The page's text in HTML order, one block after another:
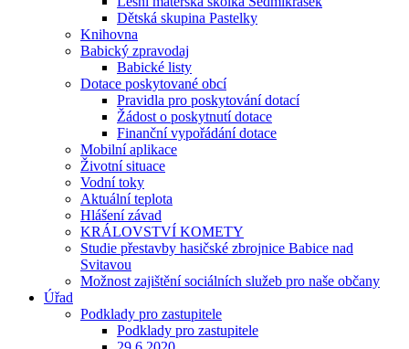
Dětská skupina Pastelky
Knihovna
Babický zpravodaj
Babické listy
Dotace poskytované obcí
Pravidla pro poskytování dotací
Žádost o poskytnutí dotace
Finanční vypořádání dotace
Mobilní aplikace
Životní situace
Vodní toky
Aktuální teplota
Hlášení závad
KRÁLOVSTVÍ KOMETY
Studie přestavby hasičské zbrojnice Babice nad
Svitavou
Možnost zajištění sociálních služeb pro naše občany
Úřad
Podklady pro zastupitele
Podklady pro zastupitele